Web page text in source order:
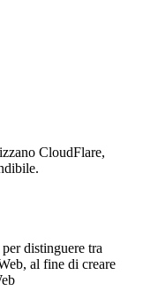
CloudFlare,
distinguere tra
al fine di creare